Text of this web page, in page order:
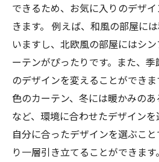
できるため、お気に入りのデザ
きます。 例えば、和風の部屋に
いますし、北欧風の部屋にはシ
ーテンがぴったりです。また、
のデザインを変えることができ
色のカーテン、冬には暖かみの
など、環境に合わせたデザインを
自分に合ったデザインを選ぶこ
り一層引き立てることができま